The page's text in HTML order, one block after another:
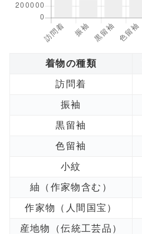
着物の種類
訪問着
振袖
黒留袖
色留袖
小紋
紬（作家物含む）
作家物（人間国宝）
産地物（伝統工芸品）